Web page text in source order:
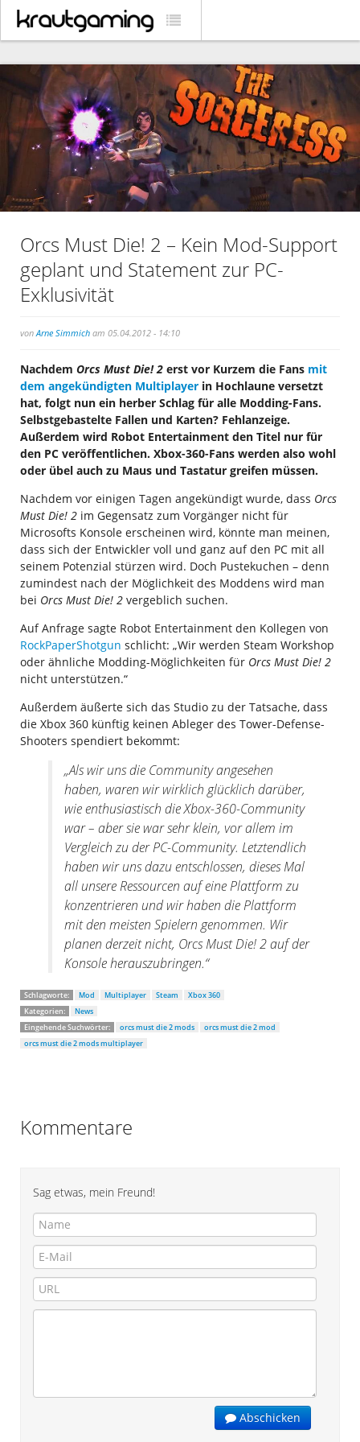
Orcs Must Die! 2 – Kein Mod-Support
geplant und Statement zur PC-
Exklusivität
von Arne Simmich am 05.04.2012 - 14:10
Nachdem Orcs Must Die! 2 erst vor Kurzem die Fans mit
dem angekündigten Multiplayer in Hochlaune versetzt
hat, folgt nun ein herber Schlag für alle Modding-Fans.
Selbstgebastelte Fallen und Karten? Fehlanzeige.
Außerdem wird Robot Entertainment den Titel nur für
den PC veröffentlichen. Xbox-360-Fans werden also wohl
oder übel auch zu Maus und Tastatur greifen müssen.
Nachdem vor einigen Tagen angekündigt wurde, dass Orcs
Must Die! 2 im Gegensatz zum Vorgänger nicht für
Microsofts Konsole erscheinen wird, könnte man meinen,
dass sich der Entwickler voll und ganz auf den PC mit all
seinem Potenzial stürzen wird. Doch Pustekuchen – denn
zumindest nach der Möglichkeit des Moddens wird man
bei Orcs Must Die! 2 vergeblich suchen.
Auf Anfrage sagte Robot Entertainment den Kollegen von
RockPaperShotgun schlicht: „Wir werden Steam Workshop
oder ähnliche Modding-Möglichkeiten für Orcs Must Die! 2
nicht unterstützen.“
Außerdem äußerte sich das Studio zu der Tatsache, dass
die Xbox 360 künftig keinen Ableger des Tower-Defense-
Shooters spendiert bekommt:
„Als wir uns die Community angesehen
haben, waren wir wirklich glücklich darüber,
wie enthusiastisch die Xbox-360-Community
war – aber sie war sehr klein, vor allem im
Vergleich zu der PC-Community. Letztendlich
haben wir uns dazu entschlossen, dieses Mal
all unsere Ressourcen auf eine Plattform zu
konzentrieren und wir haben die Plattform
mit den meisten Spielern genommen. Wir
planen derzeit nicht, Orcs Must Die! 2 auf der
Konsole herauszubringen.“
Schlagworte: Mod Multiplayer Steam
Xbox 360
Kategorien:
News
Eingehende Suchwörter:
orcs must die 2 mods
orcs must die 2 mod
orcs must die 2 mods multiplayer
Kommentare
Sag etwas, mein Freund!
Abschicken